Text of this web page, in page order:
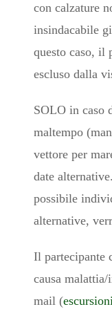
con calzature
insindacabile
questo caso, il
escluso dalla
SOLO in caso
maltempo
vettore per
date
possibile
alternative,
Il partecipante
causa
mail (